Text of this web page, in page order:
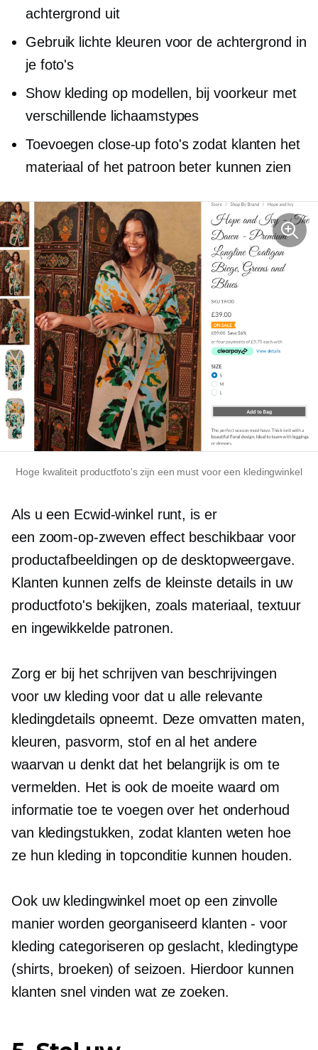
achtergrond uit
Gebruik lichte kleuren voor de achtergrond in
je foto's
Show kleding op modellen, bij voorkeur met
verschillende lichaamstypes
Toevoegenclose-up foto's zodat klanten het
materiaal of het patroon beter kunnen zien
Hoge kwaliteitproductfoto's zijn een must voor een kledingwinkel
Als u een Ecwid-winkel runt, is er
een zoom-op-zweven effect beschikbaar voor
productafbeeldingen op de desktopweergave.
Klanten kunnen zelfs de kleinste details in uw
productfoto's bekijken, zoals materiaal, textuur
en ingewikkelde patronen.
Zorg er bij het schrijven van beschrijvingen
voor uw kleding voor dat u alle relevante
kledingdetails opneemt. Deze omvatten maten,
kleuren, pasvorm, stof en al het andere
waarvan u denkt dat het belangrijk is om te
vermelden. Het is ook de moeite waard om
informatie toe te voegen over het onderhoud
van kledingstukken, zodat klanten weten hoe
ze hun kleding in topconditie kunnen houden.
Ook uw kledingwinkel moet op een zinvolle
manier worden georganiseerd klanten - voor
kleding categoriseren op geslacht, kledingtype
(shirts, broeken) of seizoen. Hierdoor kunnen
klanten snel vinden wat ze zoeken.